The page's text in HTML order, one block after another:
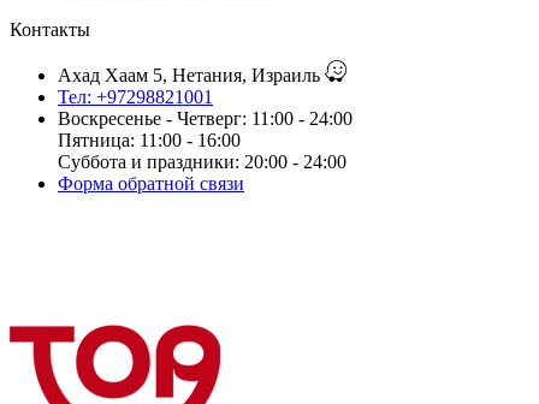
Контакты
Ахад Хаам 5, Нетания, Израиль
Тел: +97298821001
Воскресенье - Четверг: 11:00 - 24:00
Пятница: 11:00 - 16:00
Суббота и праздники: 20:00 - 24:00
Форма обратной связи